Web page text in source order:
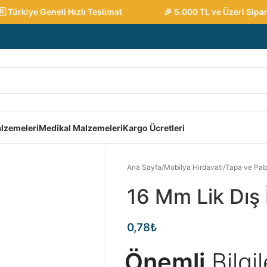
Geneli Hızlı Teslimat 🎉 5.000 TL ve Üzeri
Medikal MalzemeleriKargo Ücretleri
Ana Sayfa/Mobilya Hırdavatı/Tapa ve
16 Mm Lik
0,78₺